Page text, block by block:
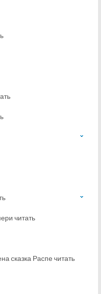
читать
сказка Распе читать